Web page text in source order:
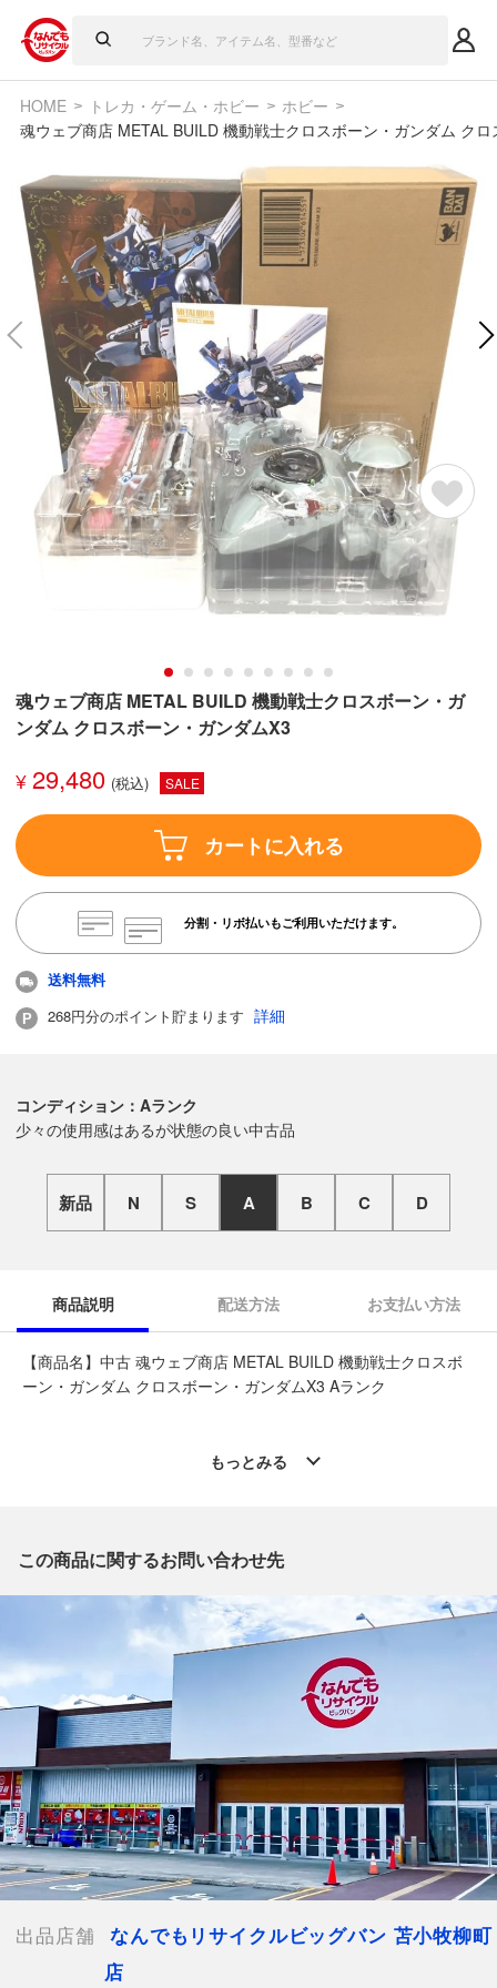
HOME トレカ・ゲーム・ホビー
ホビー
魂ウェブ商店 METAL BUILD 機動戦士クロスボーン・ガンダム ク
魂ウェブ商店 METAL BUILD 機動戦士クロスボーン・ガ
ンダム クロスボーン・ガンダムX3
¥ 29,480 SALE
カートに入れる
分割・リボ払いもご利用いただけます。
送料無料
268円分のポイント貯まります 詳細
コンディション：Aランク
少々の使用感はあるが状態の良い中古品
新品 N S A B C D
商品説明 配送方法 お支払い方法
【商品名】中古 魂ウェブ商店 METAL BUILD 機動戦士クロスボ
ーン・ガンダム クロスボーン・ガンダムX3 Aランク
※「なんでもリサイクルビッグバン 公式オンラインストアの出
電話番号：0144-53-3196
【店舗内商品コード】1019001162104
【メーカー】魂ウェブ商店
【付属品】なし
【ランク】Aランク
少々の使用感はあるが状態の良い中古品
【使用予定配送業者】佐川急便 飛脚宅配便100サイズ
【こちらの商品は在庫連動システムを導入し、店頭や他ネットシ
ョップと併売を行なっておりますが、タイミングによりシステム
の反映が間に合わず欠品となってしまう場合がございます。
売切れの場合は、ご購入をキャンセルさせていただく場合がござ
います。】
もっとみる
この商品に関するお問い合わせ先
出品店舗
なんでもリサイクルビッグバン 苫小牧柳町
店